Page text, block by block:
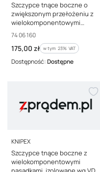
Szczypce tnące boczne o
zwiększonym przełożeniu z
wielokomponentowymi
nasadkami, izolowane wg VDE
74 06 160
Kod producenta
74 06 160
Cena brutto
175,00 zł w tym %s VAT
w tym 23% VAT
Dostępność:Dostępne
PRODUCENT
KNIPEX
Szczypce tnące boczne z
wielokomponentowymi